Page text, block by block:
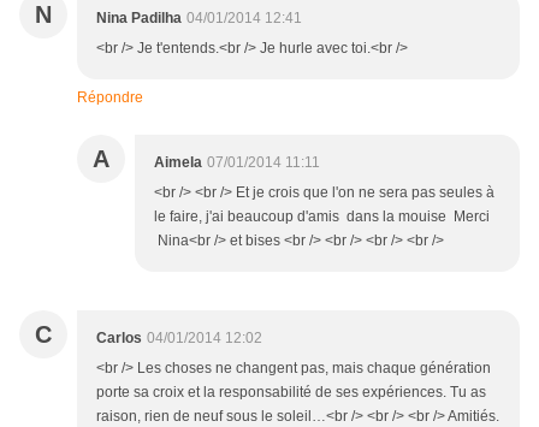
N Nina Padilha 04/01/2014 12:41
<br /> Je t'entends.<br /> Je hurle avec toi.<br />
Répondre
A Aimela 07/01/2014 11:11
<br /> <br /> Et je crois que l'on ne sera pas seules à
le faire, j'ai beaucoup d'amis dans la mouise Merci
Nina<br /> et bises <br /> <br /> <br /> <br />
C Carlos 04/01/2014 12:02
<br /> Les choses ne changent pas, mais chaque génération
porte sa croix et la responsabilité de ses expériences. Tu as
raison, rien de neuf sous le soleil…<br /> <br /> <br /> Amitiés.